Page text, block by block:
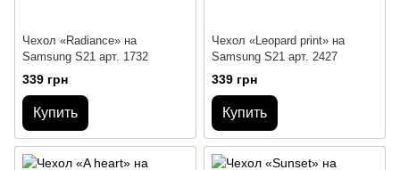
Чехол «Radiance» на
Samsung S21 арт. 1732
339 грн
Купить
Чехол «Leopard print» на
Samsung S21 арт. 2427
339 грн
Купить